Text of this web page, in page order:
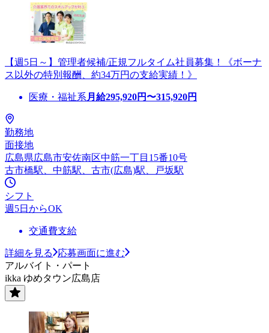
【週5日～】管理者候補/正規フルタイム社員募集！《ボーナ
ス以外の特別報酬、約34万円の支給実績！》
医療・福祉系 月給295,920円〜315,920円
勤務地
面接地
広島県広島市安佐南区中筋一丁目15番10号
古市橋駅、中筋駅、古市(広島)駅、戸坂駅
シフト
週5日からOK
交通費支給
詳細を見る
応募画面に進む
アルバイト・パート
ikka ゆめタウン広島店